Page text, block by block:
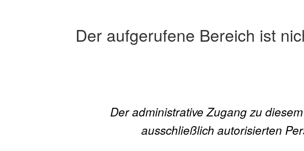
Der aufgerufene Bereich ist
Der administrative Zugang zu
ausschließlich autorisierten